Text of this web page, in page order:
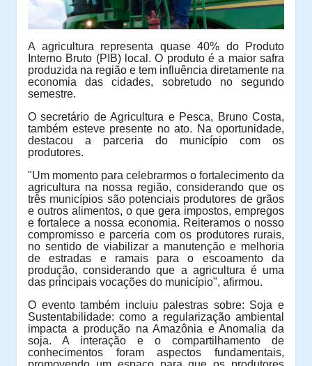
A agricultura representa quase 40% do Produto
Interno Bruto (PIB) local. O produto é a maior safra
produzida na região e tem influência diretamente na
economia das cidades, sobretudo no segundo
semestre.
O secretário de Agricultura e Pesca, Bruno Costa,
também esteve presente no ato. Na oportunidade,
destacou a parceria do município com os
produtores.
"Um momento para celebrarmos o fortalecimento da
agricultura na nossa região, considerando que os
três municípios são potenciais produtores de grãos
e outros alimentos, o que gera impostos, empregos
e fortalece a nossa economia. Reiteramos o nosso
compromisso e parceria com os produtores rurais,
no sentido de viabilizar a manutenção e melhoria
de estradas e ramais para o escoamento da
produção, considerando que a agricultura é uma
das principais vocações do município", afirmou.
O evento também incluiu palestras sobre: Soja e
Sustentabilidade: como a regularização ambiental
impacta a produção na Amazônia e Anomalia da
soja. A interação e o compartilhamento de
conhecimentos foram aspectos fundamentais,